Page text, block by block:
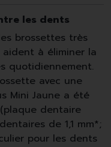
les dents
brossettes très
à éliminer la
quotidiennement.
avec une
Mini Jaune a été
dentaire
de 1,1 mm*;
pour les dents